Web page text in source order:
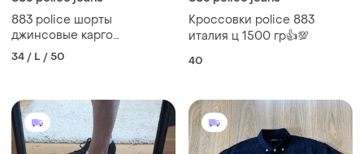
883 police шорты
джинсовые карго
мультипокет
34 / L / 50
Кроссовки police 883
италия ц 1500 гр👍💯
40